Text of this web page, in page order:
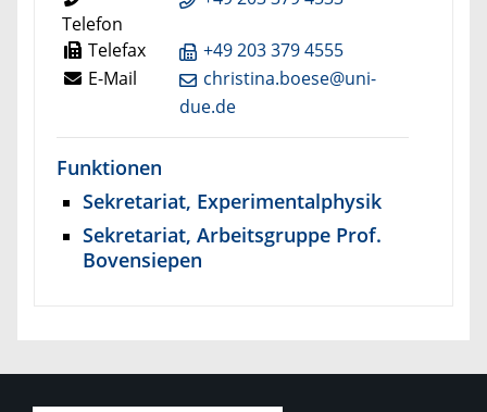
Telefon
Telefax
+49 203 379 4555
E-Mail
christina.boese@uni-
due.de
Funktionen
Sekretariat, Experimentalphysik
Sekretariat, Arbeitsgruppe Prof.
Bovensiepen